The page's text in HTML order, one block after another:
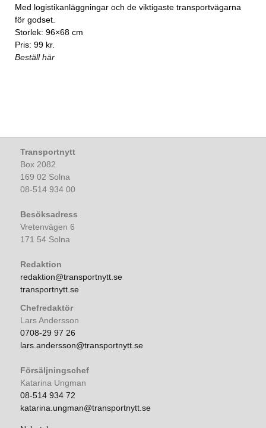
Med logistikanläggningar och de viktigaste transportvägarna
för godset.
Storlek: 96×68 cm
Pris: 99 kr.
Beställ här
Transportnytt
Box 2082
169 02 Solna
08-514 934 00
Besöksadress
Vretenvägen 6
171 54 Solna
Redaktion
redaktion@transportnytt.se
transportnytt.se
Chefredaktör
Lars Andersson
0708-29 97 26
lars.andersson@transportnytt.se
Försäljningschef
Katarina Ungman
08-514 934 72
katarina.ungman@transportnytt.se